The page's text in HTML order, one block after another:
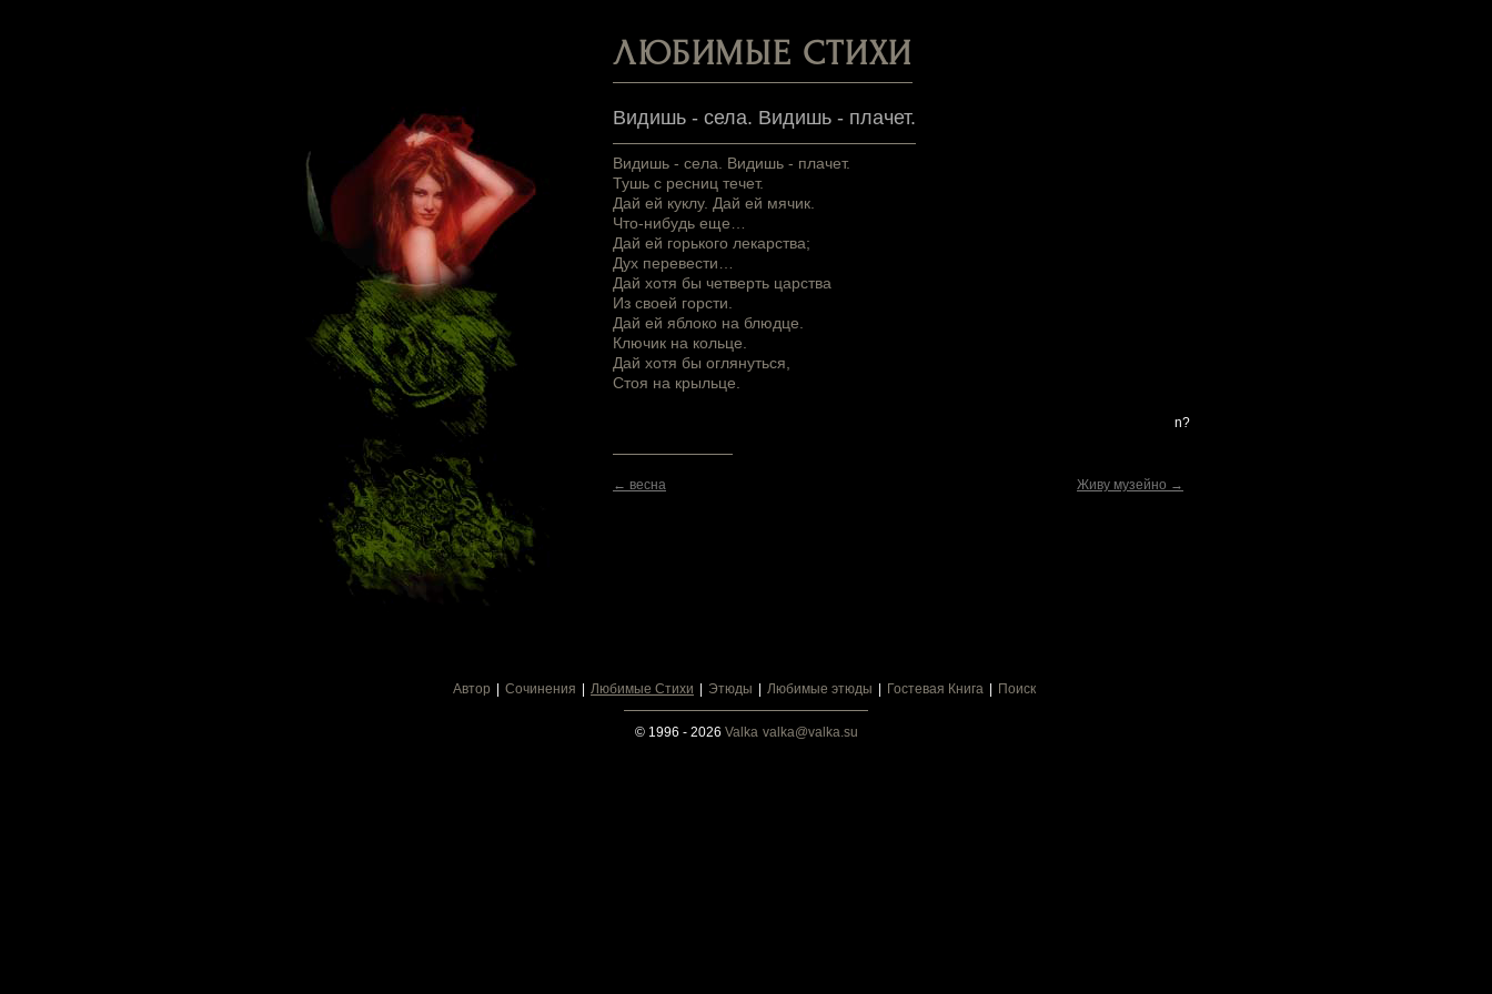
ЛЮБИМЫЕ СТИХИ
Видишь - села. Видишь - плачет.
Видишь - села. Видишь - плачет.
Тушь с ресниц течет.
Дай ей куклу. Дай ей мячик.
Что-нибудь еще…
Дай ей горького лекарства;
Дух перевести…
Дай хотя бы четверть царства
Из своей горсти.
Дай ей яблоко на блюдце.
Ключик на кольце.
Дай хотя бы оглянуться,
Стоя на крыльце.
n?
← весна Живу музейно →
Автор Сочинения Любимые Стихи Этюды Любимые этюды Гостевая Книга Поиск
© 1996 - 2026 Valka valka@valka.su